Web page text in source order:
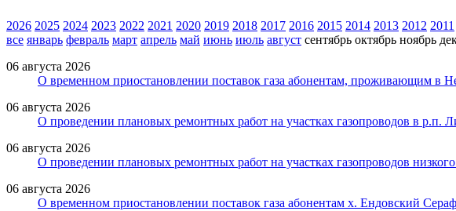
2026 2025 2024 2023 2022 2021 2020 2019 2018 2017 2016 2015 2014 2013 2012 2011
все январь февраль март апрель май июнь июль август сентябрь октябрь ноябрь
06 августа 2026
О временном приостановлении поставок газа абонентам, проживающим в
06 августа 2026
О проведении плановых ремонтных работ на участках газопроводов в р.п.
06 августа 2026
О проведении плановых ремонтных работ на участках газопроводов
06 августа 2026
О временном приостановлении поставок газа абонентам х. Ендовский